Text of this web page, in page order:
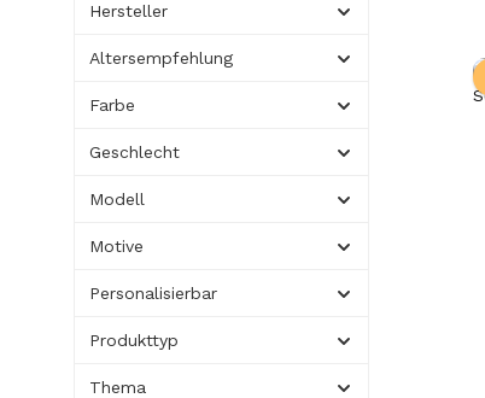
Hersteller
Altersempfehlung
Farbe
Geschlecht
Modell
Motive
Personalisierbar
Produkttyp
Thema